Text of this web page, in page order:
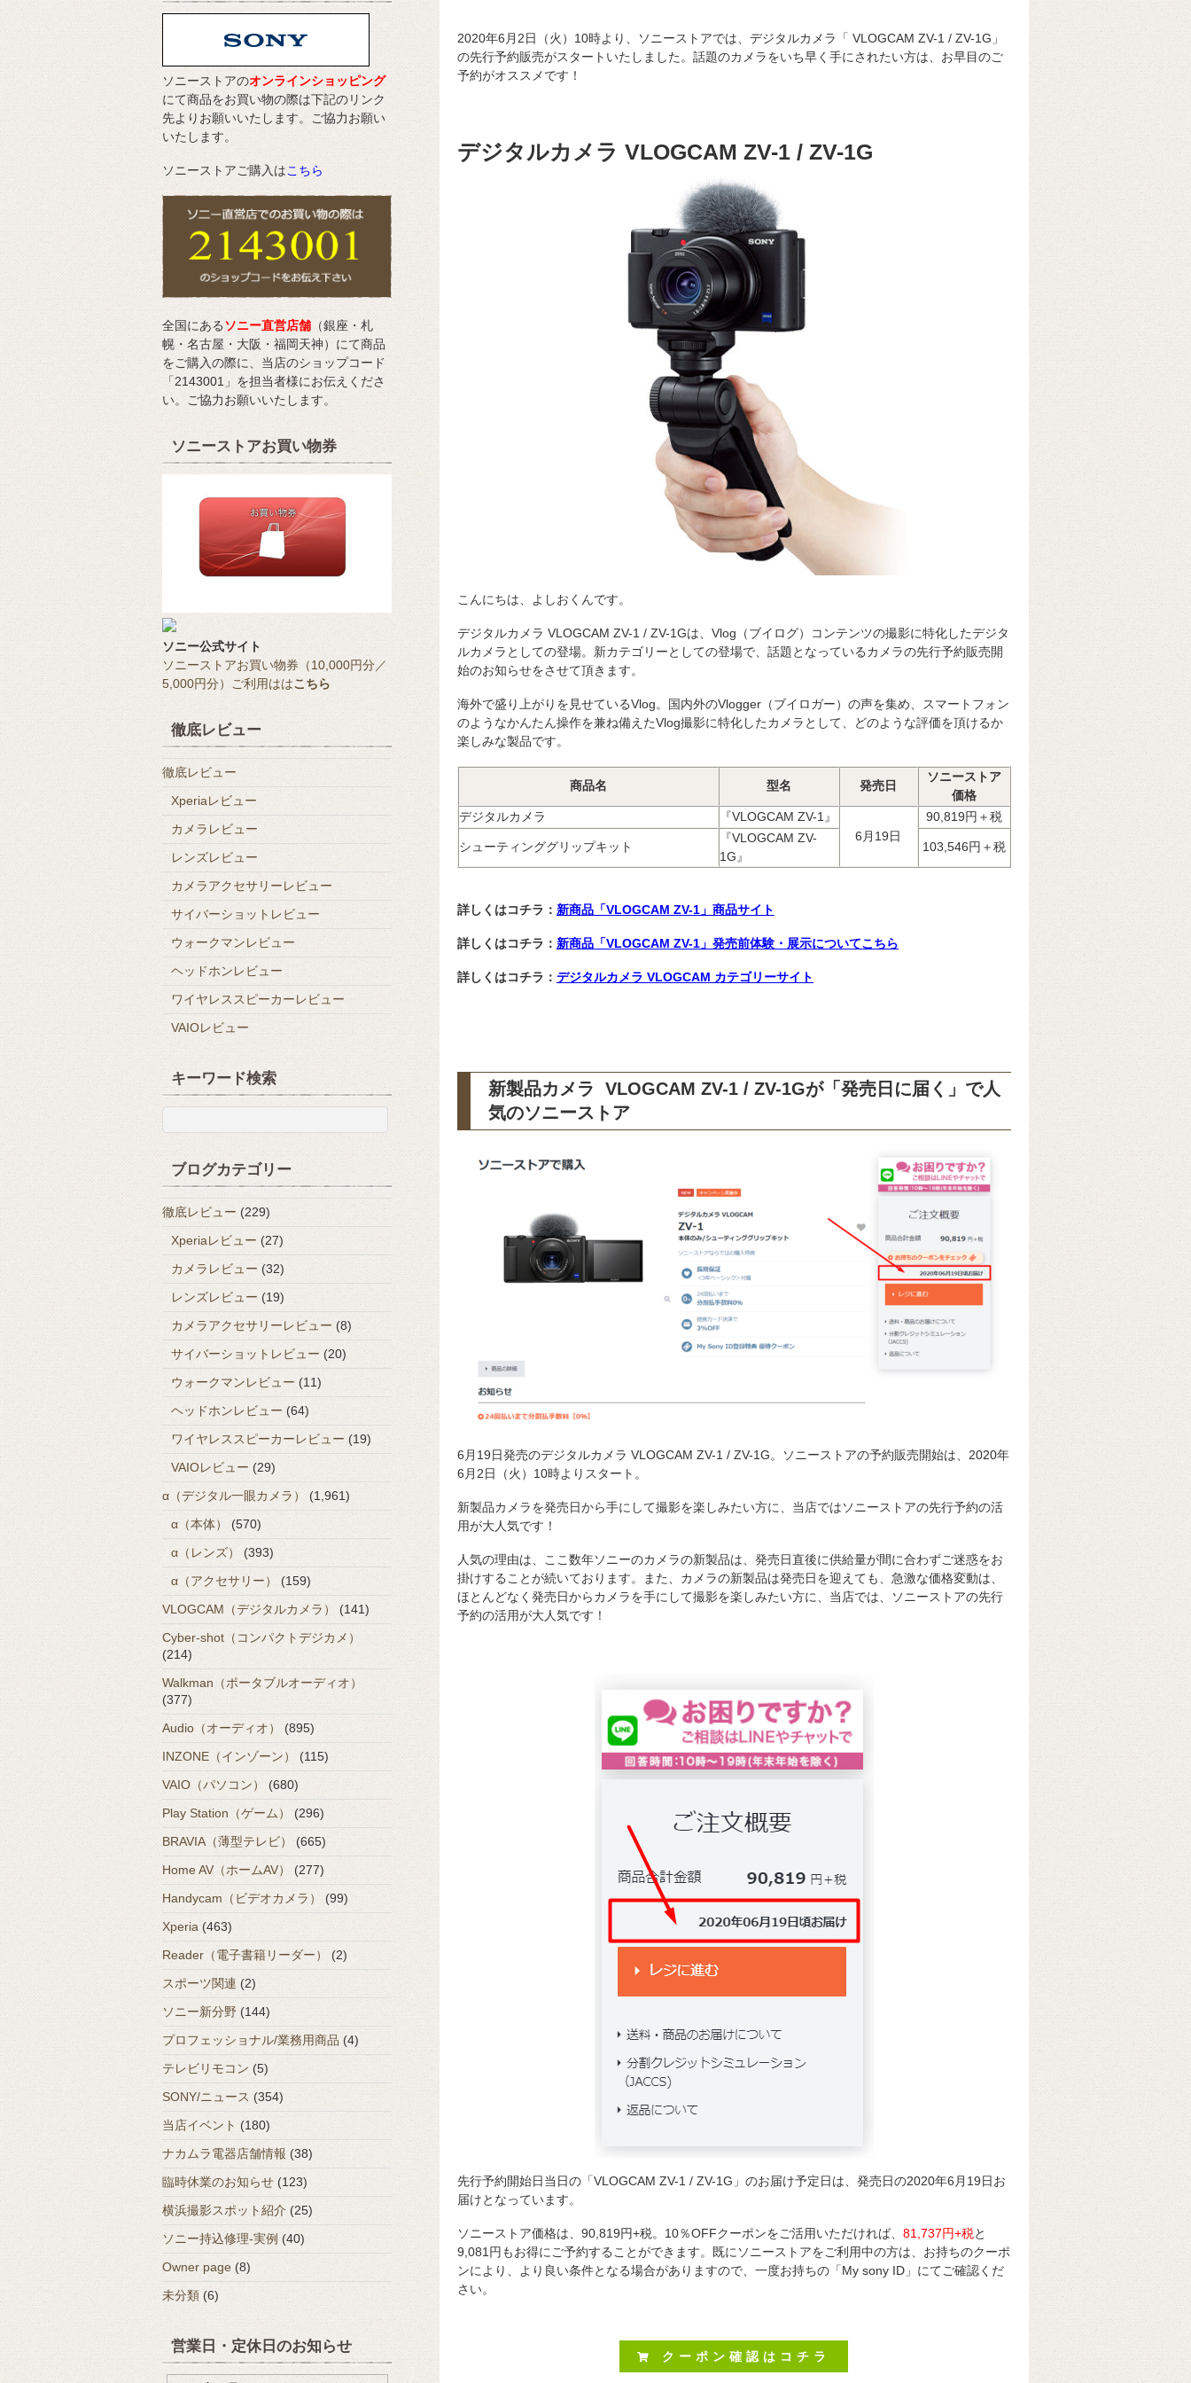
2020年6月2日（火）10時より、ソニーストアでは、デジタルカメラ「 VLOGCAM ZV-1 / ZV-1G」
の先行予約販売がスタートいたしました。話題のカメラをいち早く手にされたい方は、お早目のご
予約がオススメです！
デジタルカメラ VLOGCAM ZV-1 / ZV-1G
こんにちは、よしおくんです。
デジタルカメラ VLOGCAM ZV-1 / ZV-1Gは、Vlog（ブイログ）コンテンツの撮影に特化したデジタ
ルカメラとしての登場。新カテゴリーとしての登場で、話題となっているカメラの先行予約販売開
始のお知らせをさせて頂きます。
海外で盛り上がりを見せているVlog。国内外のVlogger（ブイロガー）の声を集め、スマートフォン
のようなかんたん操作を兼ね備えたVlog撮影に特化したカメラとして、どのような評価を頂けるか
楽しみな製品です。
商品名 型名 発売日
ソニーストア
価格
デジタルカメラ
『VLOGCAM ZV-1』
6月19日
90,819円＋税
シューティンググリップキット
『VLOGCAM ZV-
1G』
103,546円＋税
詳しくはコチラ： 新商品「VLOGCAM ZV-1」商品サイト
詳しくはコチラ： 新商品「VLOGCAM ZV-1」発売前体験・展示についてこちら
詳しくはコチラ： デジタルカメラ VLOGCAM カテゴリーサイト
新製品カメラ VLOGCAM ZV-1 / ZV-1Gが「発売日に届く」で人
気のソニーストア
6月19日発売のデジタルカメラ VLOGCAM ZV-1 / ZV-1G。ソニーストアの予約販売開始は、2020年
6月2日（火）10時よりスタート。
新製品カメラを発売日から手にして撮影を楽しみたい方に、当店ではソニーストアの先行予約の活
用が大人気です！
人気の理由は、ここ数年ソニーのカメラの新製品は、発売日直後に供給量が間に合わずご迷惑をお
掛けすることが続いております。また、カメラの新製品は発売日を迎えても、急激な価格変動は、
ほとんどなく発売日からカメラを手にして撮影を楽しみたい方に、当店では、ソニーストアの先行
予約の活用が大人気です！
先行予約開始日当日の「VLOGCAM ZV-1 / ZV-1G」のお届け予定日は、発売日の2020年6月19日お
届けとなっています。
ソニーストア価格は、90,819円+税。10％OFFクーポンをご活用いただければ、 81,737円+税と
9,081円もお得にご予約することができます。既にソニーストアをご利用中の方は、お持ちのクーポ
ンにより、より良い条件となる場合がありますので、一度お持ちの「My sony ID」にてご確認くだ
さい。
クーポン確認はコチラ
ソニーストアのオンラインショッピング
にて商品をお買い物の際は下記のリンク
先よりお願いいたします。ご協力お願い
いたします。
ソニーストアご購入はこちら
全国にあるソニー直営店舗 （銀座・札
幌・名古屋・大阪・福岡天神）にて商品
をご購入の際に、当店のショップコード
「2143001」を担当者様にお伝えくださ
い。ご協力お願いいたします。
ソニーストアお買い物券
ソニー公式サイト
ソニーストアお買い物券（10,000円分／
5,000円分）ご利用ははこちら
徹底レビュー
徹底レビュー
Xperiaレビュー
カメラレビュー
レンズレビュー
カメラアクセサリーレビュー
サイバーショットレビュー
ウォークマンレビュー
ヘッドホンレビュー
ワイヤレススピーカーレビュー
VAIOレビュー
キーワード検索
ブログカテゴリー
徹底レビュー (229)
Xperiaレビュー(27)
カメラレビュー (32)
レンズレビュー (19)
カメラアクセサリーレビュー (8)
サイバーショットレビュー (20)
ウォークマンレビュー (11)
ヘッドホンレビュー (64)
ワイヤレススピーカーレビュー (19)
VAIOレビュー (29)
α（デジタル一眼カメラ）
(1,961)
α（本体）
(570)
α（レンズ）
(393)
α（アクセサリー）
(159)
VLOGCAM（デジタルカメラ）
(141)
Cyber-shot（コンパクトデジカメ）
(214)
Walkman（ポータブルオーディオ）
(377)
Audio（オーディオ）
(895)
INZONE（インゾーン）
(115)
VAIO（パソコン）
(680)
Play Station（ゲーム）
(296)
BRAVIA（薄型テレビ）
(665)
Home AV（ホームAV）
(277)
Handycam（ビデオカメラ）
(99)
Xperia (463)
Reader（電子書籍リーダー）
(2)
スポーツ関連 (2)
ソニー新分野 (144)
プロフェッショナル/業務用商品 (4)
テレビリモコン (5)
SONY/ニュース (354)
当店イベント (180)
ナカムラ電器店舗情報 (38)
臨時休業のお知らせ (123)
横浜撮影スポット紹介 (25)
ソニー持込修理-実例 (40)
Owner page (8)
未分類 (6)
営業日・定休日のお知らせ